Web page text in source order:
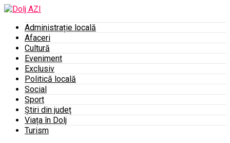
Administrație locală
Afaceri
Cultură
Eveniment
Exclusiv
Politică locală
Social
Sport
Știri din județ
Viața în Dolj
Turism